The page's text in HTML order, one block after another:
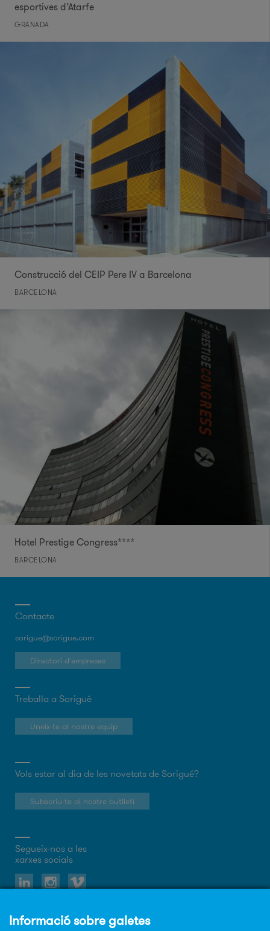
esportives d’Atarfe
GRANADA
Construcció del CEIP Pere IV a Barcelona
BARCELONA
Hotel Prestige Congress****
BARCELONA
Contacte
sorigue@sorigue.com
Directori d'empreses
Treballa a Sorigué
Uneix-te al nostre equip
Vols estar al dia de les novetats de Sorigué?
Subscriu-te al nostre butlletí
Segueix-nos a les
xarxes socials